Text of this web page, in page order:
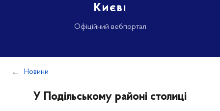
Києві
Офіційний вебпортал
Новини
У Подільському районі столиці